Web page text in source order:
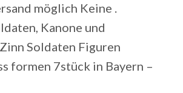
möglich Keine .
Kanone und
Soldaten Figuren
formen 7stück in Bayern –